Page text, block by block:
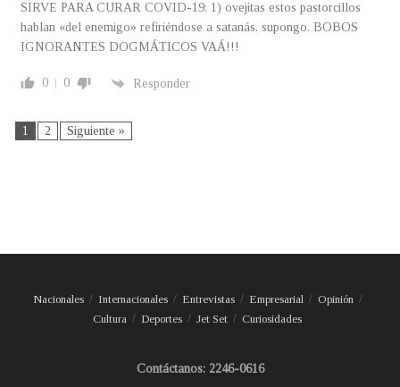
SIRVE PARA CURAR COVID-19: 1) ovejitas estos pastorcillos
hablan «del enemigo» refiriéndose a satanás, supongo. BOBOS
IGNORANTES DOGMÁTICOS VAÁ!!!
0 0 Responder
1 2 Siguiente »
Nacionales Internacionales Entrevistas Empresarial
Opinión
Cultura
Deportes Jet Set Curiosidades
Contáctanos: 2246-0616